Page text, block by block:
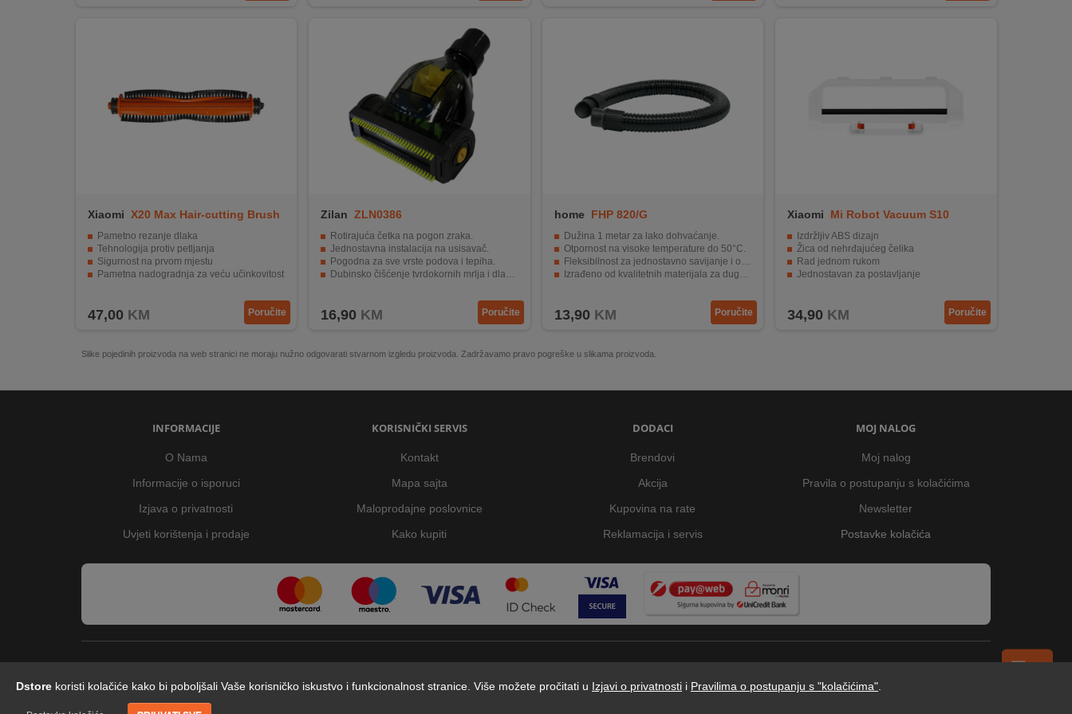
INOSTRANSTVA
UČINKOVITOSTI
Dstore koristi kolačiće kako bi poboljšali Vaše korisničko iskustvo i funkcionalnost stranice. Više možete pročitati u Izjavi o privatnosti i Pravilima o postupanju s "kolačićima"
Xiaomi X20 Max Hair-cutting Brush
Pametno rezanje dlaka
Tehnologija protiv petljanja
Sigurnost na prvom mjestu
Pametna nadogradnja za veću učinkovitost
47,00 KM Poručite
Zilan ZLN0386
Rotirajuća četka na pogon zraka.
Jednostavna instalacija na usisavač.
Pogodna za sve vrste podova i tepiha.
Dubinsko čišćenje tvrdokornih mrlja i dlaka.
16,90 KM Poručite
home FHP 820/G
Dužina 1 metar za lako dohvaćanje.
Otpornost na visoke temperature do 50°C.
Fleksibilnost za jednostavno savijanje i okretanje.
Izrađeno od kvalitetnih materijala za dugotrajnost.
13,90 KM Poručite
Xiaomi
Mi Robot Vacuum S10
Brush Cover
Izdržljiv ABS dizajn
Žica od nehrđajućeg čelika
Rad jednom rukom
Jednostavan za postavljanje
34,90 KM Poručite
Slike pojedinih proizvoda na web stranici ne moraju nužno odgovarati stvarnom izgledu proizvoda. Zadržavamo pravo pogreške u slikama proizvoda.
INFORMACIJE
O Nama
Informacije o isporuci
Izjava o privatnosti
Uvjeti korištenja i prodaje
KORISNIČKI SERVIS
Kontakt
Mapa sajta
Maloprodajne poslovnice
Kako kupiti
DODACI
Brendovi
Akcija
Kupovina na rate
Reklamacija i servis
MOJ NALOG
Moj nalog
Pravila o postupanju s kolačićima
Newsletter
Postavke kolačića